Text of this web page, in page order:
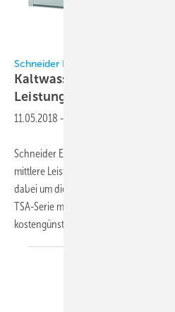
Schneider Electric
Kaltwassersätze für
Leistungsbereich
11.05.2018 -
Schneider Electric erweitert sein
mittlere Leistungsgrößen um zwei
dabei um die energieeffizienten All-In-
TSA-Serie mit einer Kälteleistung von
kostengünstigere Alternative